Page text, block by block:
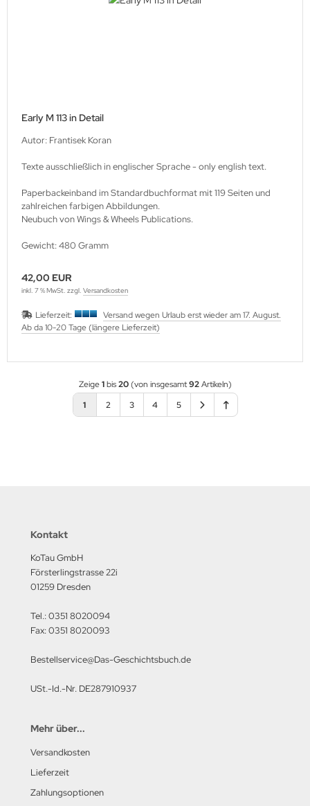
Early M 113 in Detail
Autor: Frantisek Koran
Texte ausschließlich in englischer Sprache - only english text.
Paperbackeinband im Standardbuchformat mit 119 Seiten und
zahlreichen farbigen Abbildungen.
Neubuch von Wings & Wheels Publications.
Gewicht: 480 Gramm
42,00 EUR
inkl. 7 % MwSt. zzgl. Versandkosten
Lieferzeit:
Versand wegen Urlaub erst wieder am 17. August.
Ab da 10-20 Tage (längere Lieferzeit)
Zeige1bis20(von insgesamt92Artikeln)
1
2 3 4 5
Kontakt
KoTau GmbH
Försterlingstrasse 22i
01259 Dresden
Tel.: 0351 8020094
Fax: 0351 8020093
Bestellservice@Das-Geschichtsbuch.de
USt.-Id.-Nr. DE287910937
Mehr über...
Versandkosten
Lieferzeit
Zahlungsoptionen